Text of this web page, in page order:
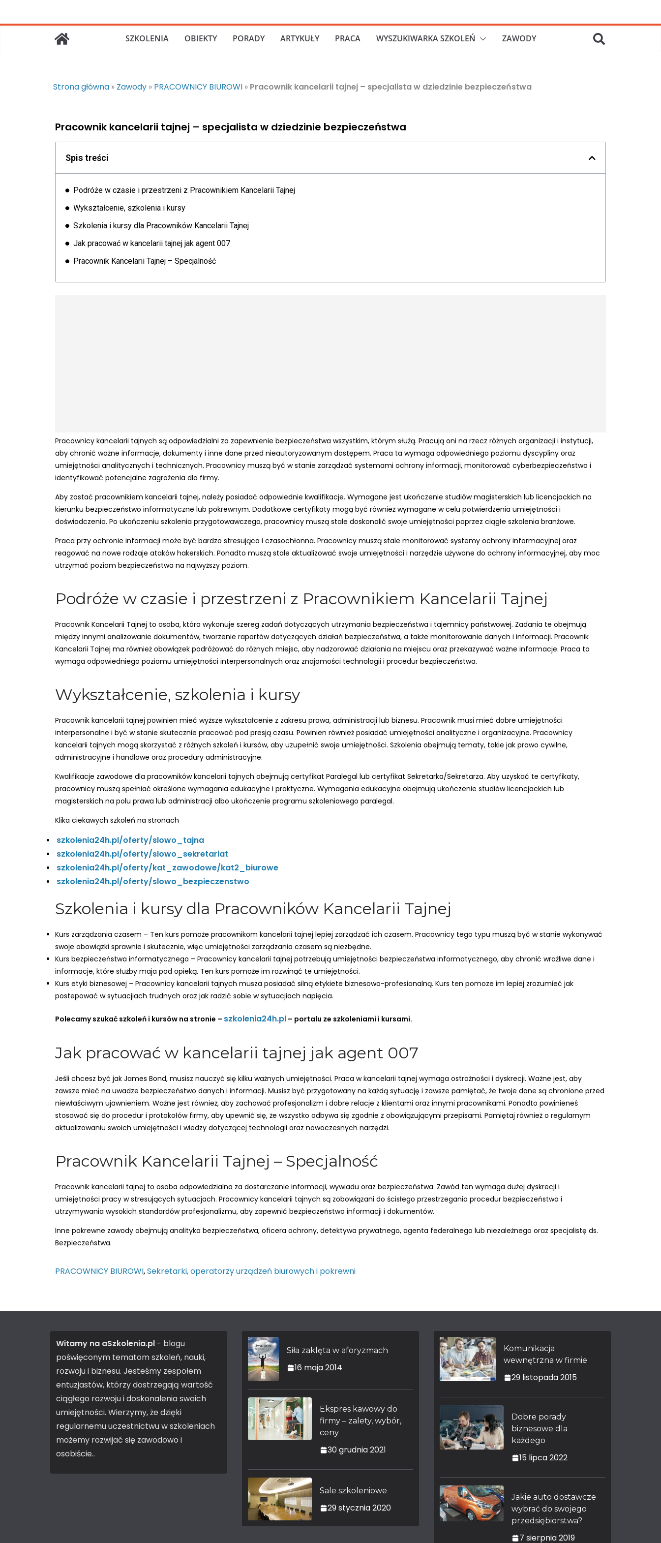
SZKOLENIA OBIEKTY PORADY ARTYKUŁY PRACA WYSZUKIWARKA SZKOLEŃ ZAWODY
Strona główna » Zawody » PRACOWNICY BIUROWI » Pracownik kancelarii tajnej – specjalista w dziedzinie bezpieczeństwa
Pracownik kancelarii tajnej – specjalista w dziedzinie bezpieczeństwa
Spis treści
Podróże w czasie i przestrzeni z Pracownikiem Kancelarii Tajnej
Wykształcenie, szkolenia i kursy
Szkolenia i kursy dla Pracowników Kancelarii Tajnej
Jak pracować w kancelarii tajnej jak agent 007
Pracownik Kancelarii Tajnej – Specjalność
Pracownicy kancelarii tajnych są odpowiedzialni za zapewnienie bezpieczeństwa wszystkim, którym służą. Pracują oni na rzecz różnych organizacji i instytucji,
aby chronić ważne informacje, dokumenty i inne dane przed nieautoryzowanym dostępem. Praca ta wymaga odpowiedniego poziomu dyscypliny oraz
umiejętności analitycznych i technicznych. Pracownicy muszą być w stanie zarządzać systemami ochrony informacji, monitorować cyberbezpieczeństwo i
identyfikować potencjalne zagrożenia dla firmy.
Aby zostać pracownikiem kancelarii tajnej, należy posiadać odpowiednie kwalifikacje. Wymagane jest ukończenie studiów magisterskich lub licencjackich na
kierunku bezpieczeństwo informatyczne lub pokrewnym. Dodatkowe certyfikaty mogą być również wymagane w celu potwierdzenia umiejętności i
doświadczenia. Po ukończeniu szkolenia przygotowawczego, pracownicy muszą stale doskonalić swoje umiejętności poprzez ciągłe szkolenia branżowe.
Praca przy ochronie informacji może być bardzo stresująca i czasochłonna. Pracownicy muszą stale monitorować systemy ochrony informacyjnej oraz
reagować na nowe rodzaje ataków hakerskich. Ponadto muszą stale aktualizować swoje umiejętności i narzędzie używane do ochrony informacyjnej, aby moc
utrzymać poziom bezpieczeństwa na najwyższy poziom.
Podróże w czasie i przestrzeni z Pracownikiem Kancelarii Tajnej
Pracownik Kancelarii Tajnej to osoba, która wykonuje szereg zadań dotyczących utrzymania bezpieczeństwa i tajemnicy państwowej. Zadania te obejmują
między innymi analizowanie dokumentów, tworzenie raportów dotyczących działań bezpieczeństwa, a także monitorowanie danych i informacji. Pracownik
Kancelarii Tajnej ma również obowiązek podróżować do różnych miejsc, aby nadzorować działania na miejscu oraz przekazywać ważne informacje. Praca ta
wymaga odpowiedniego poziomu umiejętności interpersonalnych oraz znajomości technologii i procedur bezpieczeństwa.
Wykształcenie, szkolenia i kursy
Pracownik kancelarii tajnej powinien mieć wyższe wykształcenie z zakresu prawa, administracji lub biznesu. Pracownik musi mieć dobre umiejętności
interpersonalne i być w stanie skutecznie pracować pod presją czasu. Powinien również posiadać umiejętności analityczne i organizacyjne. Pracownicy
kancelarii tajnych mogą skorzystać z różnych szkoleń i kursów, aby uzupełnić swoje umiejętności. Szkolenia obejmują tematy, takie jak prawo cywilne,
administracyjne i handlowe oraz procedury administracyjne.
Kwalifikacje zawodowe dla pracowników kancelarii tajnych obejmują certyfikat Paralegal lub certyfikat Sekretarka/Sekretarza. Aby uzyskać te certyfikaty,
pracownicy muszą spełniać określone wymagania edukacyjne i praktyczne. Wymagania edukacyjne obejmują ukończenie studiów licencjackich lub
magisterskich na polu prawa lub administracji albo ukończenie programu szkoleniowego paralegal.
Klika ciekawych szkoleń na stronach
szkolenia24h.pl/oferty/slowo_tajna
szkolenia24h.pl/oferty/slowo_sekretariat
szkolenia24h.pl/oferty/kat_zawodowe/kat2_biurowe
szkolenia24h.pl/oferty/slowo_bezpieczenstwo
Szkolenia i kursy dla Pracowników Kancelarii Tajnej
Kurs zarządzania czasem – Ten kurs pomoże pracownikom kancelarii tajnej lepiej zarządzać ich czasem. Pracownicy tego typu muszą być w stanie wykonywać
swoje obowiązki sprawnie i skutecznie, więc umiejętności zarządzania czasem są niezbędne.
Kurs bezpieczeństwa informatycznego – Pracownicy kancelarii tajnej potrzebują umiejętności bezpieczeństwa informatycznego, aby chronić wrażliwe dane i
informacje, które służby maja pod opieką. Ten kurs pomoże im rozwinąć te umiejętności.
Kurs etyki biznesowej – Pracownicy kancelarii tajnych musza posiadać silną etykiete biznesowo-profesionalną. Kurs ten pomoze im lepiej zrozumieć jak
postepować w sytuacjiach trudnych oraz jak radzić sobie w sytuacjiach napięcia.
Polecamy szukać szkoleń i kursów na stronie – szkolenia24h.pl – portalu ze szkoleniami i kursami.
Jak pracować w kancelarii tajnej jak agent 007
Jeśli chcesz być jak James Bond, musisz nauczyć się kilku ważnych umiejętności. Praca w kancelarii tajnej wymaga ostrożności i dyskrecji. Ważne jest, aby
zawsze mieć na uwadze bezpieczeństwo danych i informacji. Musisz być przygotowany na każdą sytuację i zawsze pamiętać, że twoje dane są chronione przed
niewłaściwym ujawnieniem. Ważne jest również, aby zachować profesjonalizm i dobre relacje z klientami oraz innymi pracownikami. Ponadto powinieneś
stosować się do procedur i protokołów firmy, aby upewnić się, że wszystko odbywa się zgodnie z obowiązującymi przepisami. Pamiętaj również o regularnym
aktualizowaniu swoich umiejętności i wiedzy dotyczącej technologii oraz nowoczesnych narzędzi.
Pracownik Kancelarii Tajnej – Specjalność
Pracownik kancelarii tajnej to osoba odpowiedzialna za dostarczanie informacji, wywiadu oraz bezpieczeństwa. Zawód ten wymaga dużej dyskrecji i
umiejętności pracy w stresujących sytuacjach. Pracownicy kancelarii tajnych są zobowiązani do ścisłego przestrzegania procedur bezpieczeństwa i
utrzymywania wysokich standardów profesjonalizmu, aby zapewnić bezpieczeństwo informacji i dokumentów.
Inne pokrewne zawody obejmują analityka bezpieczeństwa, oficera ochrony, detektywa prywatnego, agenta federalnego lub niezależnego oraz specjalistę ds.
Bezpieczeństwa.
PRACOWNICY BIUROWI,Sekretarki, operatorzy urządzeń biurowych i pokrewni
Witamy na aSzkolenia.pl - blogu
poświęconym tematom szkoleń, nauki,
rozwoju i biznesu. Jesteśmy zespołem
entuzjastów, którzy dostrzegają wartość
ciągłego rozwoju i doskonalenia swoich
umiejętności. Wierzymy, że dzięki
regularnemu uczestnictwu w szkoleniach
możemy rozwijać się zawodowo i
osobiście..
Siła zaklęta w aforyzmach
16 maja 2014
Ekspres kawowy do
firmy – zalety, wybór,
ceny
30 grudnia 2021
Sale szkoleniowe
29 stycznia 2020
Komunikacja
wewnętrzna w firmie
29 listopada 2015
Dobre porady
biznesowe dla
każdego
15 lipca 2022
Jakie auto dostawcze
wybrać do swojego
przedsiębiorstwa?
7 sierpnia 2019